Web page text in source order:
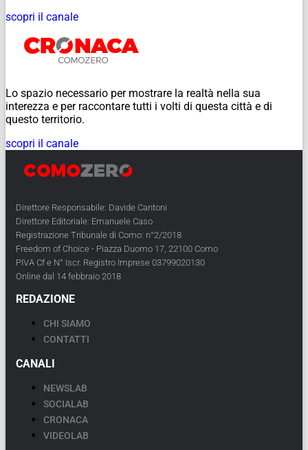
scopri il canale
Lo spazio necessario per mostrare la realtà nella sua
interezza e per raccontare tutti i volti di questa città e di
questo territorio.
scopri il canale
Direttore Responsabile: Davide Cantoni
Direttore Editoriale: Emanuele Caso
Registrazione Tribunale di Como: n°2/2018
Freedom of Choice - Piazza Duomo 17, 22100 Como
PIVA Cf e N° Iscr. Registro Imprese 03799020130
Online dal 14 febbraio 2018
REDAZIONE
CHI SIAMO
CONTATTI
CANALI
NEWSLAB
SOCIALAB
CRONACA
VIDEOLAB